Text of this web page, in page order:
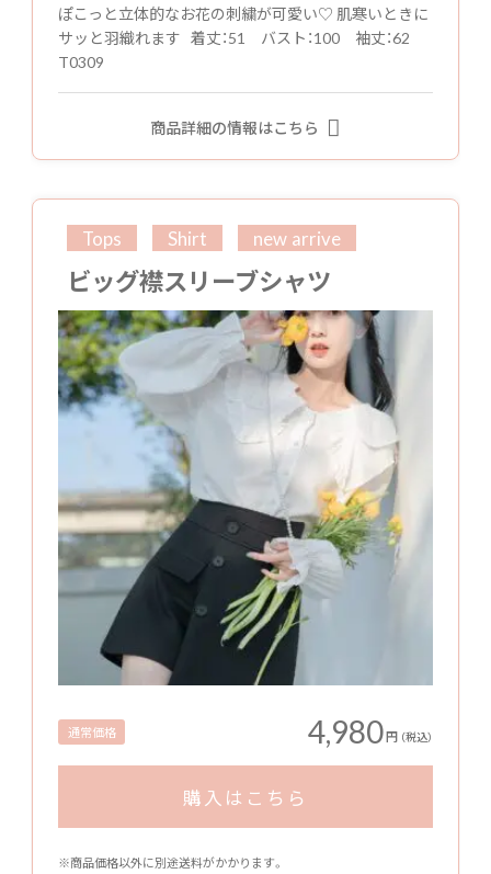
ぽこっと立体的なお花の刺繍が可愛い♡ 肌寒いときに
サッと羽織れます 着丈：51 バスト：100 袖丈：62
T0309
商品詳細の情報はこちら
Tops Shirt new arrive
ビッグ襟スリーブシャツ
通常価格 4,980円 （税込）
購入はこちら
※商品価格以外に別途送料がかかります。